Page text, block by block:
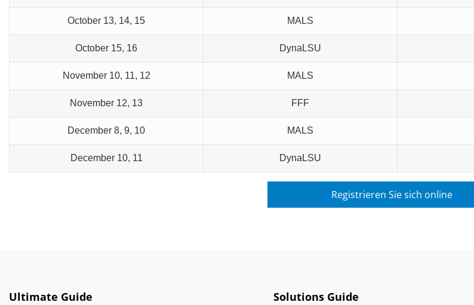
October 13, 14, 15 MALS
October 15, 16 DynaLSU
November 10, 11, 12 MALS
November 12, 13 FFF
December 8, 9, 10 MALS
December 10, 11 DynaLSU
Registrieren Sie sich online
Ultimate Guide Solutions Guide